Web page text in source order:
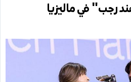
في ماليزيا